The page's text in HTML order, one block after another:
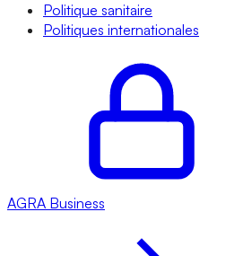
Politique sanitaire
Politiques internationales
AGRA Business